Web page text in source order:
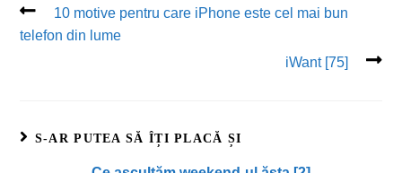
10 motive pentru care iPhone este cel mai bun
telefon din lume
iWant [75]
S-AR PUTEA SĂ ÎȚI PLACĂ ȘI